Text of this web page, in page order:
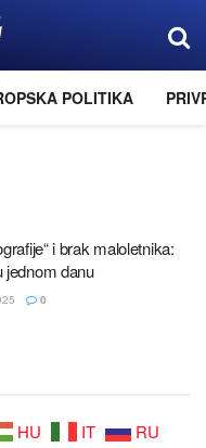
POLITIKA
i brak maloletnika:
danu
0
HU IT RU